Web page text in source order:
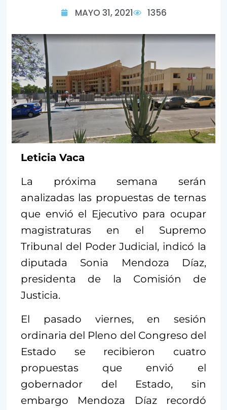
MAYO 31, 2021 1356
Leticia Vaca
La próxima semana serán
analizadas las propuestas de ternas
que envió el Ejecutivo para ocupar
magistraturas en el Supremo
Tribunal del Poder Judicial, indicó la
diputada Sonia Mendoza Díaz,
presidenta de la Comisión de
Justicia.
El pasado viernes, en sesión
ordinaria del Pleno del Congreso del
Estado se recibieron cuatro
propuestas que envió el
gobernador del Estado, sin
embargo Mendoza Díaz recordó